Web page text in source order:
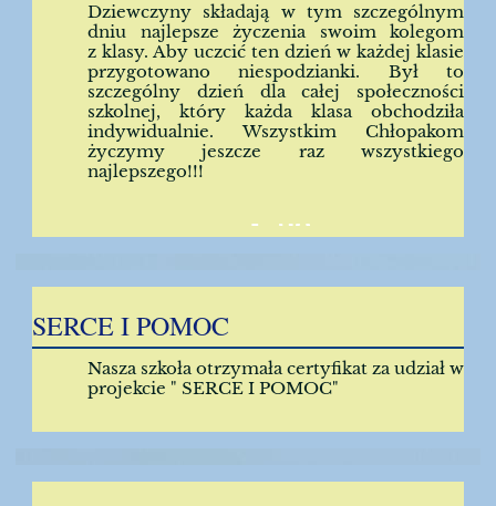
Dziewczyny składają w tym szczególnym
dniu najlepsze życzenia swoim kolegom
z klasy. Aby uczcić ten dzień w każdej klasie
przygotowano niespodzianki. Był to
szczególny dzień dla całej społeczności
szkolnej, który każda klasa obchodziła
indywidualnie. Wszystkim Chłopakom
życzymy jeszcze raz wszystkiego
najlepszego!!!
29
SERCE I POMOC
Nasza szkoła otrzymała certyfikat za udział w
projekcie " SERCE I POMOC"